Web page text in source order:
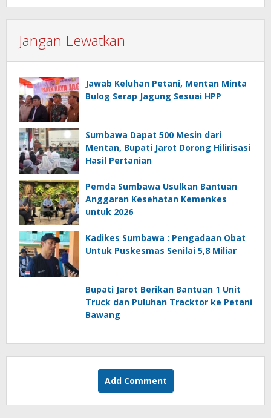
Jangan Lewatkan
Jawab Keluhan Petani, Mentan Minta
Bulog Serap Jagung Sesuai HPP
Sumbawa Dapat 500 Mesin dari
Mentan, Bupati Jarot Dorong Hilirisasi
Hasil Pertanian
Pemda Sumbawa Usulkan Bantuan
Anggaran Kesehatan Kemenkes
untuk 2026
Kadikes Sumbawa : Pengadaan Obat
Untuk Puskesmas Senilai 5,8 Miliar
Bupati Jarot Berikan Bantuan 1 Unit
Truck dan Puluhan Tracktor ke Petani
Bawang
Add Comment